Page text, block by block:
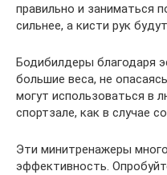
правильно и заниматься
сильнее, а кисти рук
Бодибилдеры благодаря
большие веса, не
могут использоваться в
спортзале, как в случае
Эти минитренажеры
эффективность.